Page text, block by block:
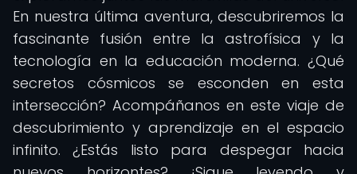
En nuestra última aventura, descubriremos la
fascinante fusión entre la astrofísica y la
tecnología en la educación moderna. ¿Qué
secretos cósmicos se esconden en esta
intersección? Acompáñanos en este viaje de
descubrimiento y aprendizaje en el espacio
infinito. ¿Estás listo para despegar hacia